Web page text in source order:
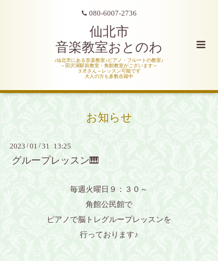
080-6007-2736
仙北市
音楽教室おとのわ
♪仙北市にある音楽教室♪ピアノ・フルートの教室♪
～田沢湖駅前教室・角館教室がございます～
３才さん～レッスン可能です
大人の方も多数在籍中
お知らせ
2023 /01 /31 13:25
グループレッスン🎹
毎週火曜日９：３０～
角館公民館で
ピアノで脳トレグループレッスンを
行っております♪